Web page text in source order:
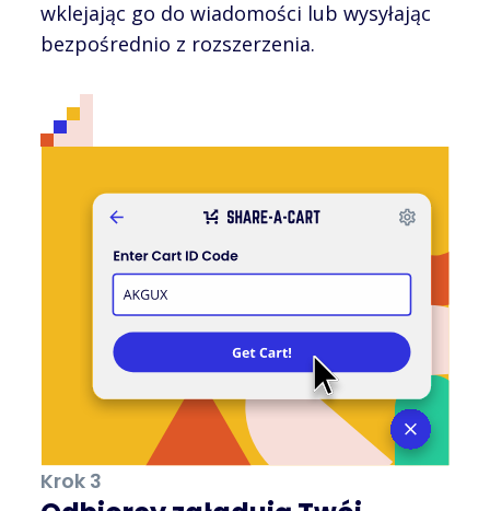
wklejając go do wiadomości lub wysyłając
bezpośrednio z rozszerzenia.
Krok 3